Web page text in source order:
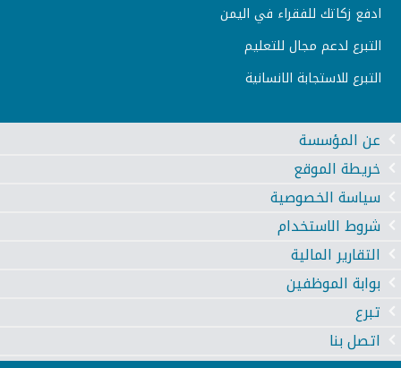
ادفع زكاتك للفقراء في اليمن
التبرع لدعم مجال للتعليم
التبرع للاستجابة الانسانية
عن المؤسسة
خريطة الموقع
سياسة الخصوصية
شروط الاستخدام
التقارير المالية
بوابة الموظفين
تبرع
اتصل بنا